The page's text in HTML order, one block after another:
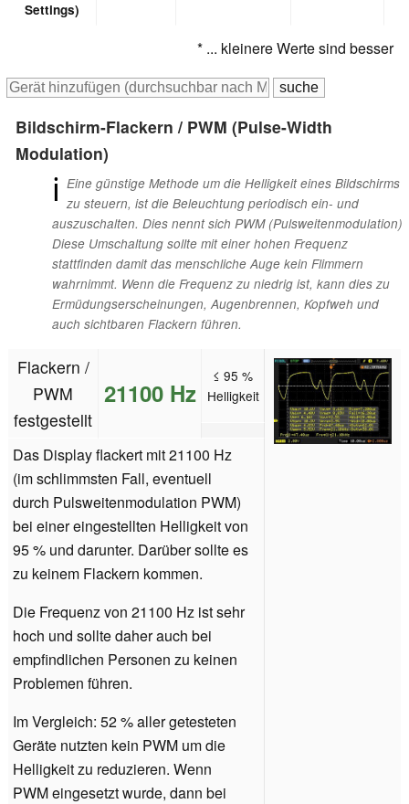
Settings)
* ... kleinere Werte sind besser
Bildschirm-Flackern / PWM (Pulse-Width
Modulation)
ℹ Eine günstige Methode um die Helligkeit eines Bildschirms
zu steuern, ist die Beleuchtung periodisch ein- und
auszuschalten. Dies nennt sich PWM (Pulsweitenmodulation)
Diese Umschaltung sollte mit einer hohen Frequenz
stattfinden damit das menschliche Auge kein Flimmern
wahrnimmt. Wenn die Frequenz zu niedrig ist, kann dies zu
Ermüdungserscheinungen, Augenbrennen, Kopfweh und
auch sichtbaren Flackern führen.
Flackern /
PWM
festgestellt
21100 Hz
≤ 95 %
Helligkeit
Das Display flackert mit 21100 Hz
(im schlimmsten Fall, eventuell
durch Pulsweitenmodulation PWM)
bei einer eingestellten Helligkeit von
95 % und darunter. Darüber sollte es
zu keinem Flackern kommen.
Die Frequenz von 21100 Hz ist sehr
hoch und sollte daher auch bei
empfindlichen Personen zu keinen
Problemen führen.
Im Vergleich: 52 % aller getesteten
Geräte nutzten kein PWM um die
Helligkeit zu reduzieren. Wenn
PWM eingesetzt wurde, dann bei